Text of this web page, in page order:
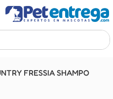
FRESSIA SHAMPO